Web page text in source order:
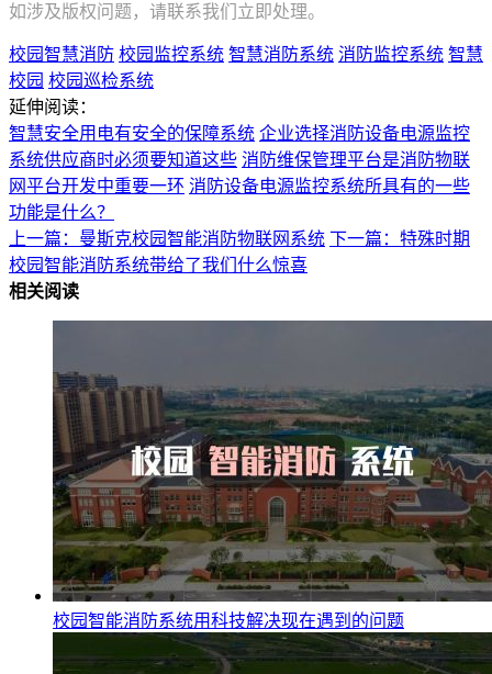
如涉及版权问题，请联系我们立即处理。
校园智慧消防 校园监控系统 智慧消防系统 消防监控系统 智慧
校园 校园巡检系统
延伸阅读：
智慧安全用电有安全的保障系统 企业选择消防设备电源监控
系统供应商时必须要知道这些 消防维保管理平台是消防物联
网平台开发中重要一环 消防设备电源监控系统所具有的一些
功能是什么？
上一篇：曼斯克校园智能消防物联网系统 下一篇：特殊时期
校园智能消防系统带给了我们什么惊喜
相关阅读
校园智能消防系统用科技解决现在遇到的问题